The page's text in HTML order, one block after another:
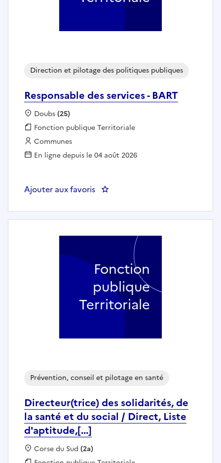
Responsable des services - BART
Direction et pilotage des politiques publiques
Localisation :
Doubs(25)
Fonction publique :
Fonction publique Territoriale
Employeur :
Communes
En ligne depuis le 04 août 2026
Ajouter aux favoris : Responsable des services -
Directeur(trice) des solidarités, de
la santé et du social / Direct, Liste
d'aptitude,[...]
Prévention, conseil et pilotage en santé
Localisation :
Corse du Sud (2a)
Fonction
publique
Territoriale